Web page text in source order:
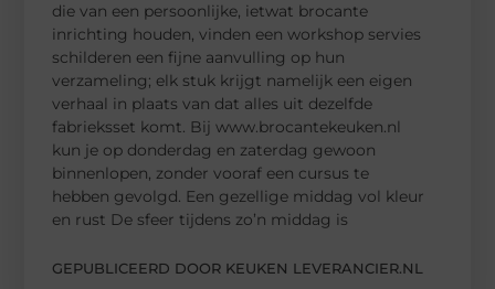
die van een persoonlijke, ietwat brocante
inrichting houden, vinden een workshop servies
schilderen een fijne aanvulling op hun
verzameling; elk stuk krijgt namelijk een eigen
verhaal in plaats van dat alles uit dezelfde
fabrieksset komt. Bij www.brocantekeuken.nl
kun je op donderdag en zaterdag gewoon
binnenlopen, zonder vooraf een cursus te
hebben gevolgd. Een gezellige middag vol kleur
en rust De sfeer tijdens zo’n middag is
GEPUBLICEERD DOOR KEUKEN LEVERANCIER.NL